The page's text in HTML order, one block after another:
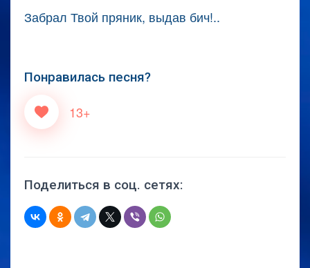
Забрал Твой пряник, выдав бич!..
Понравилась песня?
13+
Поделиться в соц. сетях: